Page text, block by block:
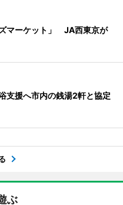
マーケット」 JA西東京が
支援へ市内の銭湯2軒と協定
ぶ